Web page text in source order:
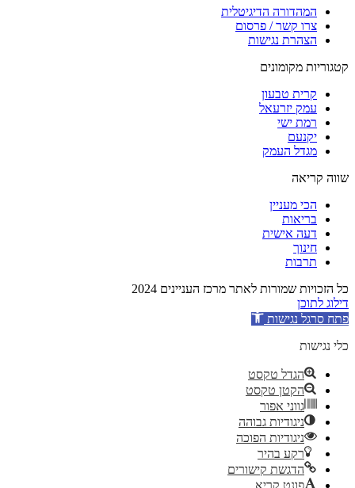
המהדורה הדיגיטלית
צרו קשר / פרסום
הצהרת נגישות
קטגוריות מקומונים
קרית טבעון
עמק יזרעאל
רמת ישי
יקנעם
מגדל העמק
שווה קריאה
הכי מעניין
בריאות
דעה אישית
חינוך
תרבות
כל הזכויות שמורות לאתר מרכז העניינים 2024
דילוג לתוכן
פתח סרגל נגישות
כלי נגישות
הגדל טקסט
הקטן טקסט
גווני אפור
ניגודיות גבוהה
ניגודיות הפוכה
רקע בהיר
הדגשת קישורים